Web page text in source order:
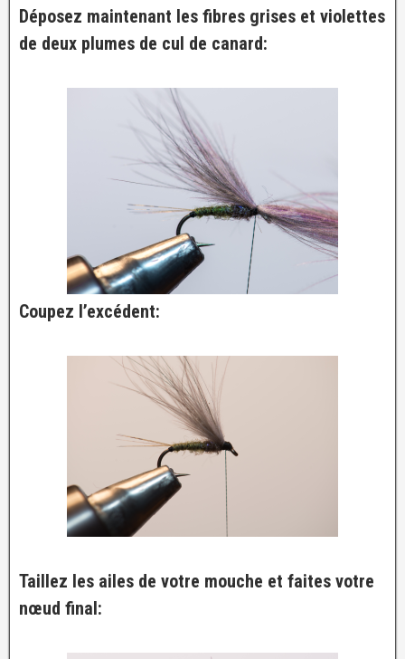
Déposez maintenant les fibres grises et violettes
de deux plumes de cul de canard:
Coupez l’excédent:
Taillez les ailes de votre mouche et faites votre
nœud final: